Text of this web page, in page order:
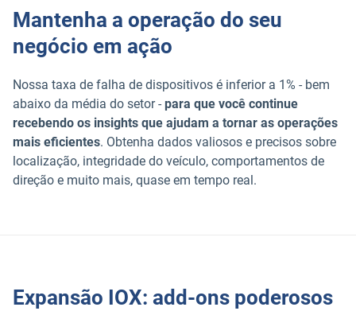
Mantenha a operação do seu
negócio em ação
Nossa taxa de falha de dispositivos é inferior a 1% - bem
abaixo da média do setor - para que você continue
recebendo os insights que ajudam a tornar as operações
mais eficientes. Obtenha dados valiosos e precisos sobre
localização, integridade do veículo, comportamentos de
direção e muito mais, quase em tempo real.
Expansão IOX: add-ons poderosos